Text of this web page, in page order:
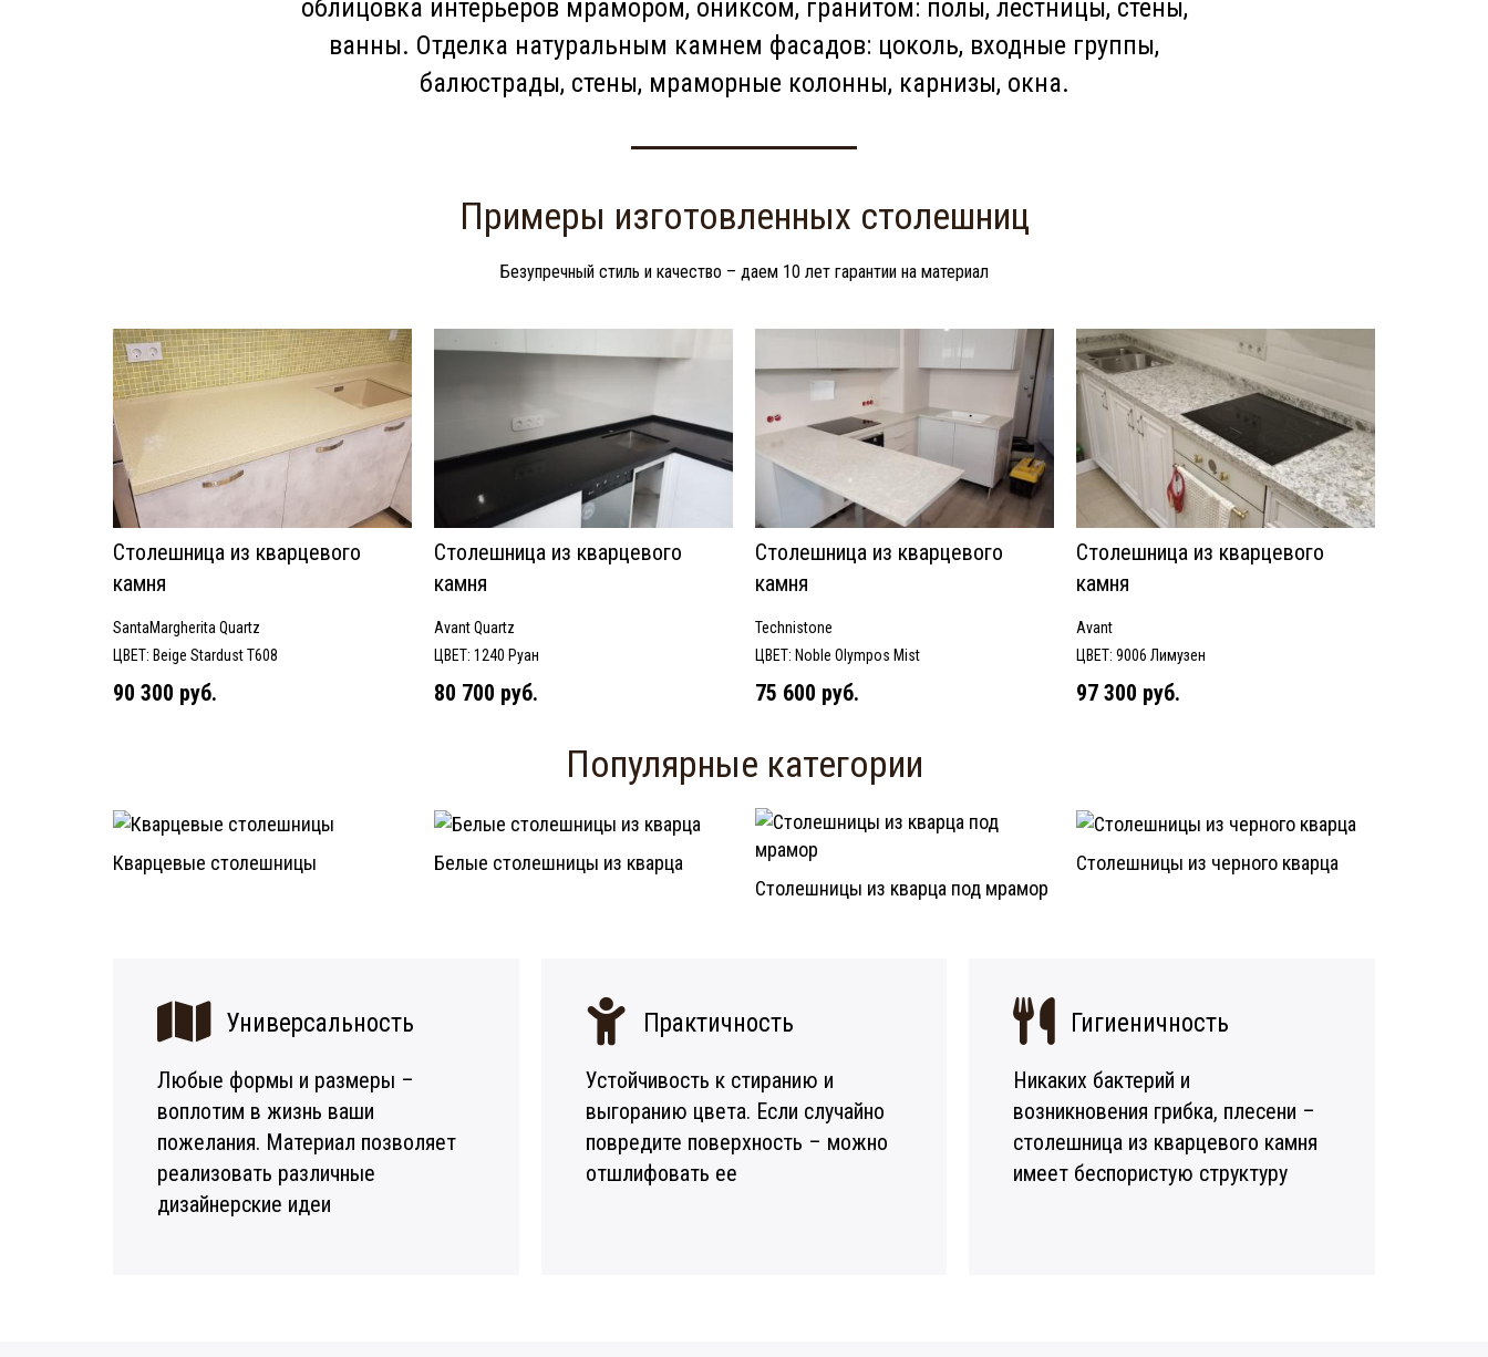
облицовка интерьеров мрамором, ониксом, гранитом: полы, лестницы, стены,
ванны. Отделка натуральным камнем фасадов: цоколь, входные группы,
балюстрады, стены, мраморные колонны, карнизы, окна.
Примеры изготовленных столешниц
Безупречный стиль и качество – даем 10 лет гарантии на материал
Столешница из кварцевого
камня
SantaMargherita Quartz
ЦВЕТ: Beige Stardust T608
90 300 руб.
Столешница из кварцевого
камня
Avant Quartz
ЦВЕТ: 1240 Руан
80 700 руб.
Столешница из кварцевого
камня
Technistone
ЦВЕТ: Noble Olympos Mist
75 600 руб.
Столешница из кварцевого
камня
Avant
ЦВЕТ: 9006 Лимузен
97 300 руб.
Популярные категории
Кварцевые столешницы
Белые столешницы из кварца
Столешницы из кварца под мрамор
Столешницы из черного кварца
Универсальность
Любые формы и размеры –
воплотим в жизнь ваши
пожелания. Материал позволяет
реализовать различные
дизайнерские идеи
Практичность
Устойчивость к стиранию и
выгоранию цвета. Если случайно
повредите поверхность – можно
отшлифовать ее
Гигиеничность
Никаких бактерий и
возникновения грибка, плесени –
столешница из кварцевого камня
имеет беспористую структуру